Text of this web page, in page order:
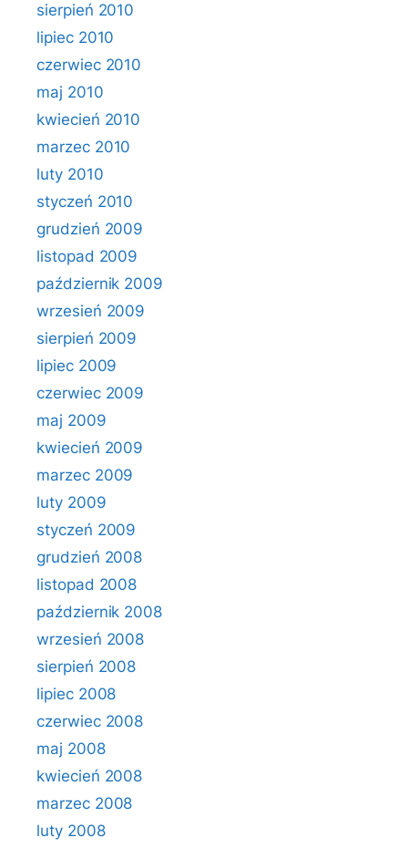
sierpień 2010
lipiec 2010
czerwiec 2010
maj 2010
kwiecień 2010
marzec 2010
luty 2010
styczeń 2010
grudzień 2009
listopad 2009
październik 2009
wrzesień 2009
sierpień 2009
lipiec 2009
czerwiec 2009
maj 2009
kwiecień 2009
marzec 2009
luty 2009
styczeń 2009
grudzień 2008
listopad 2008
październik 2008
wrzesień 2008
sierpień 2008
lipiec 2008
czerwiec 2008
maj 2008
kwiecień 2008
marzec 2008
luty 2008